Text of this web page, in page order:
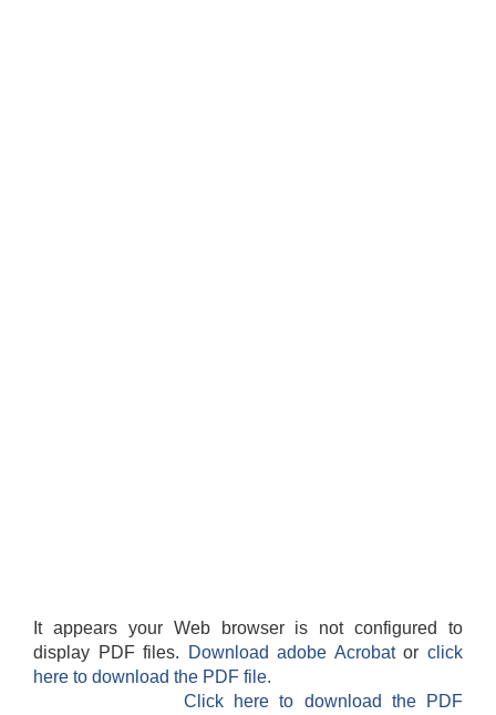
It appears your Web browser is not configured to
display PDF files.
Download adobe Acrobatorclick
here to download the PDF file.
Click here to download the PDF